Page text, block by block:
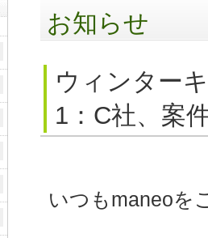
お知らせ
ウィンター
1：C社、案
いつもmaneoを